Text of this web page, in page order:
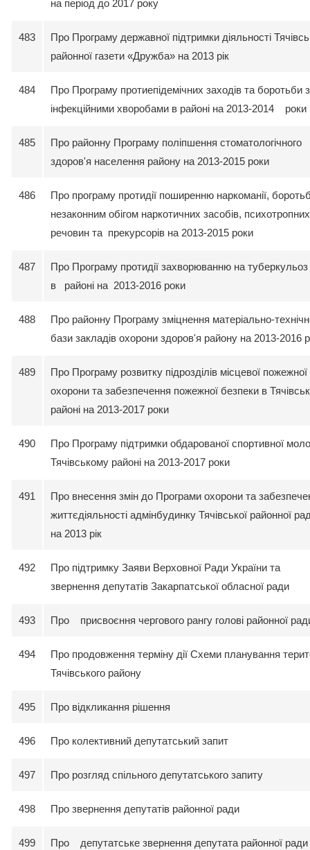
на період до 2017 року
483
Про Програму державної підтримки діяльності
районної газети «Дружба» на 2013 рік
484
Про Програму протиепідемічних заходів та боротьби з
інфекційними хворобами в районі на 2013-2014 роки
485
Про районну Програму поліпшення стоматологічного
здоров'я населення району на 2013-2015 роки
486
Про програму протидії поширенню наркоманії,
незаконним обігом наркотичних засобів, психотропних
речовин та прекурсорів на 2013-2015 роки
487
Про Програму протидії захворюванню на туберкульоз
в районі на 2013-2016 роки
488
Про районну Програму зміцнення матеріально-
бази закладів охорони здоров'я району на 2013-2016
489
Про Програму розвитку підрозділів місцевої пожежної
охорони та забезпечення пожежної безпеки в
районі на 2013-2017 роки
490
Про Програму підтримки обдарованої спортивної
Тячівському районі на 2013-2017 роки
491
Про внесення змін до Програми охорони та
життєдіяльності адмінбудинку Тячівської районної
на 2013 рік
492
Про підтримку Заяви Верховної Ради України та
звернення депутатів Закарпатської обласної ради
493 Про присвоєння чергового рангу голові районної
494
Про продовження терміну дії Схеми планування
Тячівського району
495 Про відкликання рішення
496 Про колективний депутатський запит
497 Про розгляд спільного депутатського запиту
498 Про звернення депутатів районної ради
499
Про депутатське звернення депутата районної ради